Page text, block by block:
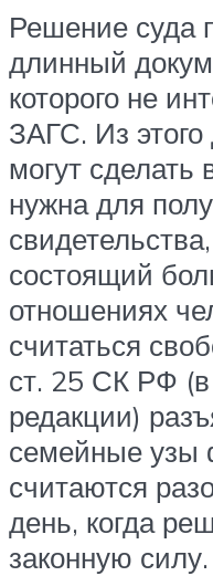
Решение суда
длинный
которого не
ЗАГС. Из этого
могут сделать
нужна для
состоящий
отношениях
считаться
ст. 25 СК РФ
редакции)
семейные узы
считаются
день, когда
законную силу.